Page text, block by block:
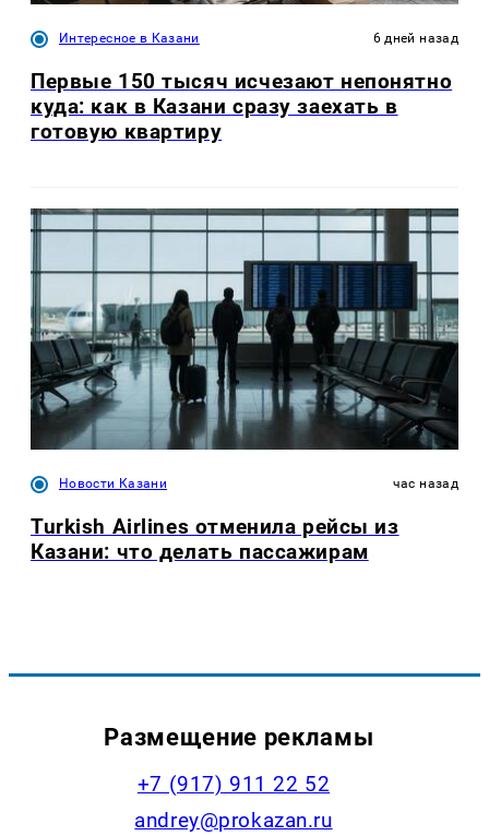
Интересное в Казани 6 дней назад
Первые 150 тысяч исчезают непонятно
куда: как в Казани сразу заехать в
готовую квартиру
Новости Казани час назад
Turkish Airlines отменила рейсы из
Казани: что делать пассажирам
Размещение рекламы
+7 (917) 911 22 52
andrey@prokazan.ru